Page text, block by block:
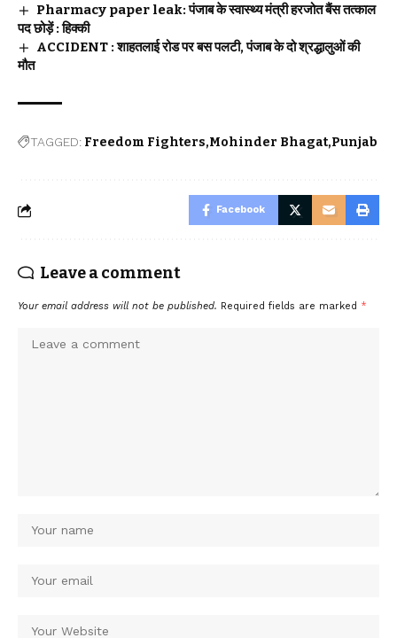
Pharmacy paper leak: पंजाब के स्वास्थ्य मंत्री हरजोत बैंस तत्काल
पद छोड़ें : हिक्की
ACCIDENT : शाहतलाई रोड पर बस पलटी, पंजाब के दो श्रद्धालुओं की
मौत
TAGGED: Freedom Fighters Mohinder Bhagat Punjab
Facebook
Leave a comment
Your email address will not be published. Required fields are marked *